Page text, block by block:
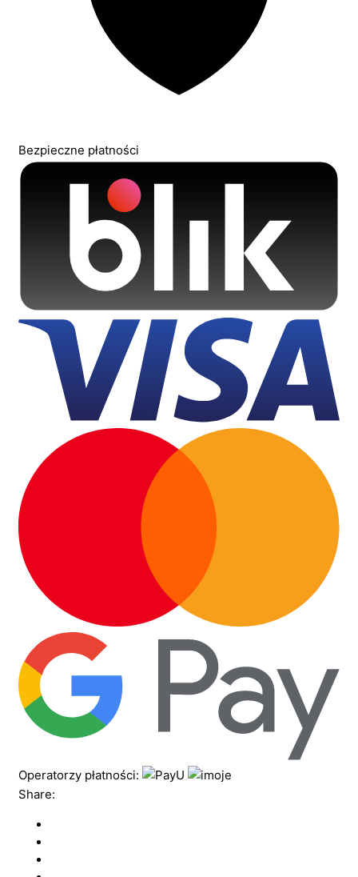
Bezpieczne płatności
Operatorzy płatności:
Share: